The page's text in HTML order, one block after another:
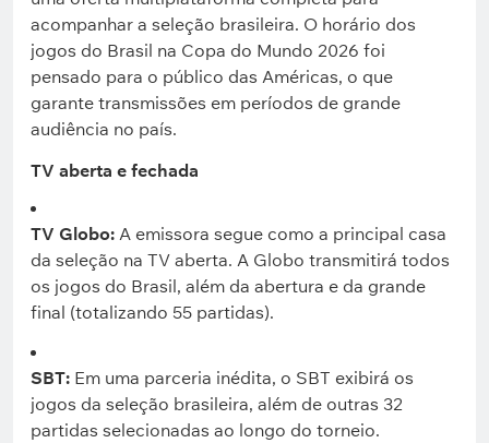
acompanhar a seleção brasileira. O horário dos
jogos do Brasil na Copa do Mundo 2026 foi
pensado para o público das Américas, o que
garante transmissões em períodos de grande
audiência no país.
TV aberta e fechada
TV Globo: A emissora segue como a principal casa
da seleção na TV aberta. A Globo transmitirá todos
os jogos do Brasil, além da abertura e da grande
final (totalizando 55 partidas).
SBT: Em uma parceria inédita, o SBT exibirá os
jogos da seleção brasileira, além de outras 32
partidas selecionadas ao longo do torneio.